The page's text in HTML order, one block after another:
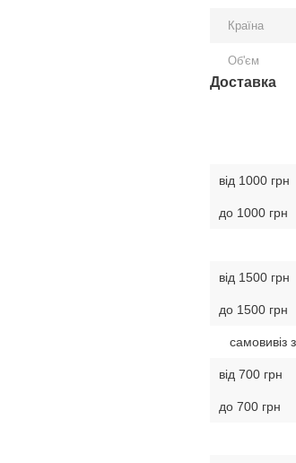
Країна
Об'єм
Доставка
від 1000 грн
до 1000 грн
від 1500 грн
до 1500 грн
самовивіз
від 700 грн
до 700 грн